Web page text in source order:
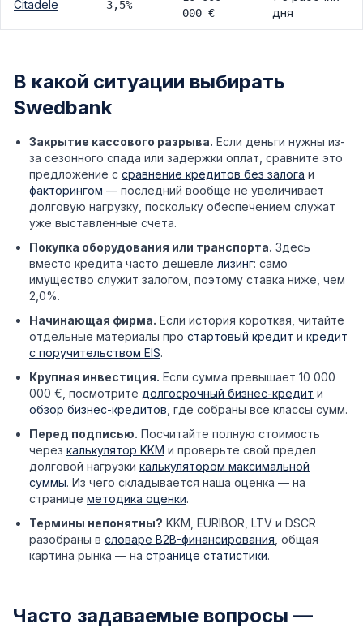
Citadele 3,5%
000 €
дня
В какой ситуации выбирать
Swedbank
Закрытие кассового разрыва. Если деньги нужны из-
за сезонного спада или задержки оплат, сравните это
предложение с сравнение кредитов без залога и
факторингом — последний вообще не увеличивает
долговую нагрузку, поскольку обеспечением служат
уже выставленные счета.
Покупка оборудования или транспорта. Здесь
вместо кредита часто дешевле лизинг: само
имущество служит залогом, поэтому ставка ниже, чем
2,0%.
Начинающая фирма. Если история короткая, читайте
отдельные материалы про стартовый кредит и кредит
с поручительством EIS.
Крупная инвестиция. Если сумма превышает 10 000
000 €, посмотрите долгосрочный бизнес-кредит и
обзор бизнес-кредитов , где собраны все классы сумм.
Перед подписью. Посчитайте полную стоимость
через калькулятор KKM и проверьте свой предел
долговой нагрузки калькулятором максимальной
суммы. Из чего складывается наша оценка — на
странице методика оценки.
Термины непонятны? KKM, EURIBOR, LTV и DSCR
разобраны в словаре B2B-финансирования , общая
картина рынка — на странице статистики.
Часто задаваемые вопросы —